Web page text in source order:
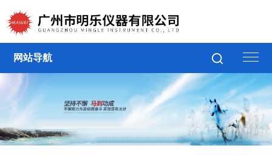
网站导航